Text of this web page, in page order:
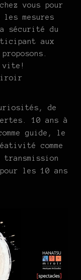
vous pour
les mesures
sécurité du
aux
vite!
de
10 ans à
guide, le
comme
les 10 ans